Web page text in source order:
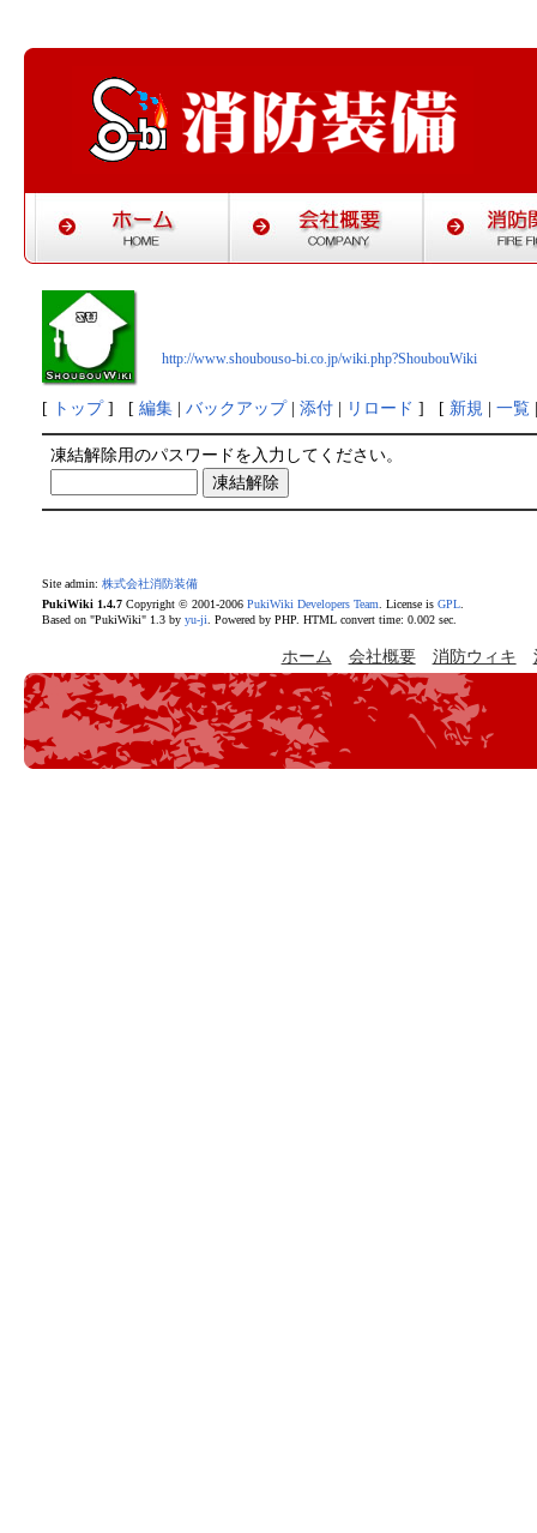
http://www.shoubouso-bi.co.jp/wiki.php?ShoubouWiki
[ トップ] [ 編集| バックアップ| 添付| リロード ] [ 新規 | 一覧
凍結解除用のパスワードを入力してください。
Site admin: 株式会社消防装備
PukiWiki 1.4.7Copyright © 2001-2006 PukiWiki Developers Team . License is GPL.
Based on "PukiWiki" 1.3 by yu-ji . Powered by PHP. HTML convert time: 0.002 sec.
ホーム 会社概要 消防ウィキ